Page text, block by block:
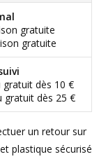
gratuite
gratuite
gratuit dès 10 €
gratuit dès 25 €
un retour sur
plastique sécurisé